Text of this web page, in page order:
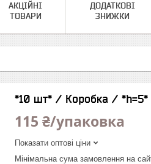
АКЦІЙНІ
ТОВАРИ
ДОДАТКОВІ
ЗНИЖКИ
*10 шт* / Коробка /
115 ₴/упаковка
Показати оптові ціни
Мінімальна сума замовлення на